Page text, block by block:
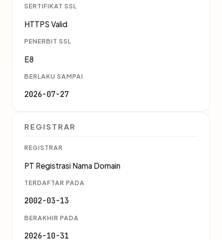
SERTIFIKAT SSL
HTTPS Valid
PENERBIT SSL
E8
BERLAKU SAMPAI
2026-07-27
REGISTRAR
REGISTRAR
PT Registrasi Nama Domain
TERDAFTAR PADA
2002-03-13
BERAKHIR PADA
2026-10-31